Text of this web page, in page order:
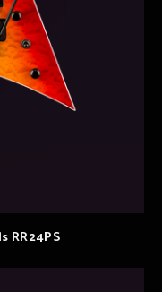
RR24PS